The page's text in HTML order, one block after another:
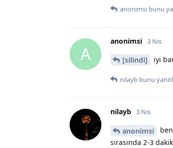
anonimsi bunu
A
anonimsi 3 Nis
[silindi] iyi
nilayb bunu
nilayb 3 Nis
anonimsi
sırasında 2-3